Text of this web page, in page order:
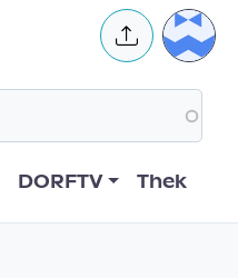
User
DORFTV Thek